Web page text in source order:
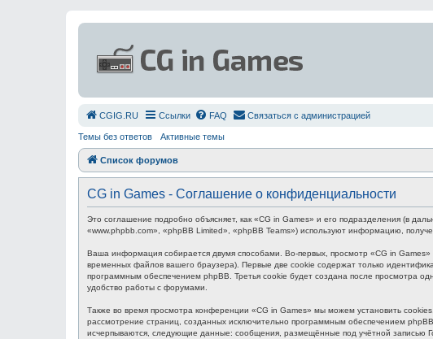
СGIG.RU Ссылки FAQ Связаться с администрацией
Темы без ответов Активные темы
Список форумов
CG in Games - Соглашение о конфиденциальности
Это соглашение подробно объясняет, как «CG in Games» и его подразделения (в
«www.phpbb.com», «phpBB Limited», «phpBB Teams») используют информацию,
Ваша информация собирается двумя способами. Во-первых, просмотр «CG in
временных файлов вашего браузера). Первые две cookie содержат только
программным обеспечением phpBB. Третья cookie будет создана после просмотра
удобство работы с форумами.
Также во время просмотра конференции «CG in Games» мы можем установить
рассмотрение страниц, созданных исключительно программным обеспечением
исчерпываются, следующие данные: сообщения, размещённые под учётной записью